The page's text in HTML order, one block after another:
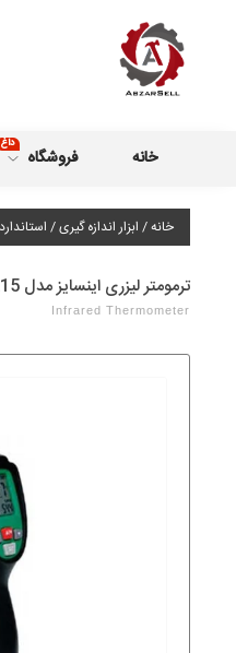
خانه فروشگاه
داغ
خانه/ ابزار اندازه گیری/
ترمومتر لیزری اینسایز مدل 0215-A900 با بازه دمایی -30 تا +800 درجه سانتی‌گراد
Infrared Thermometer